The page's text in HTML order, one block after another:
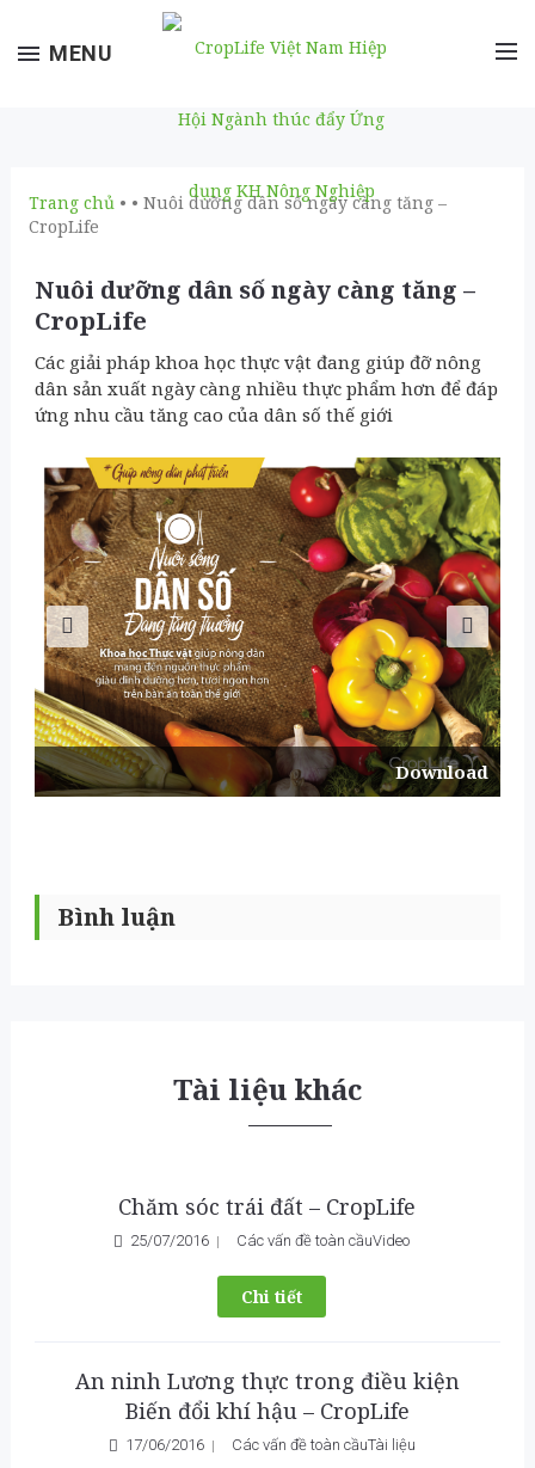
ToggleMENU
Trang chủ• • Nuôi dưỡng dân số ngày càng tăng –
CropLife
Nuôi dưỡng dân số ngày càng tăng –
CropLife
Các giải pháp khoa học thực vật đang giúp đỡ nông
dân sản xuất ngày càng nhiều thực phẩm hơn để đáp
ứng nhu cầu tăng cao của dân số thế giới
Download
Previous
Bình luận
Tài liệu khác
Chăm sóc trái đất – CropLife
25/07/2016 Các vấn đề toàn cầuVideo
Chi tiết
An ninh Lương thực trong điều kiện
Biến đổi khí hậu – CropLife
17/06/2016 Các vấn đề toàn cầuTài liệu